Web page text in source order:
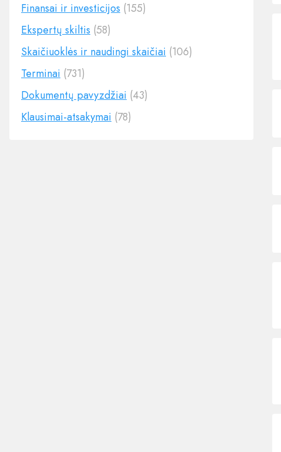
Finansai ir investicijos (155)
Ekspertų skiltis (58)
Skaičiuoklės ir naudingi skaičiai (106)
Terminai (731)
Dokumentų pavyzdžiai (43)
Klausimai-atsakymai (78)